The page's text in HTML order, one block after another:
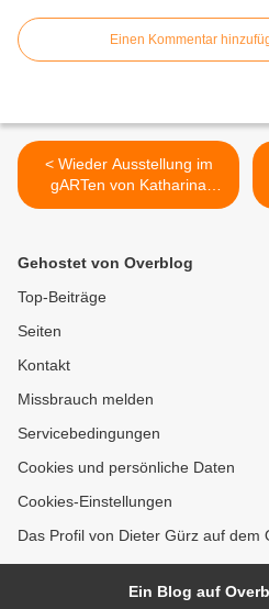
Einen Kommentar
< Wieder Ausstellung im
gARTen von Katharina
Schwerd mit Skulpturen,
Juli
Gehostet von Overblog
Top-Beiträge
Seiten
Kontakt
Missbrauch melden
Servicebedingungen
Cookies und persönliche Daten
Cookies-Einstellungen
Das Profil von Dieter Gürz auf dem
Ein Blog auf